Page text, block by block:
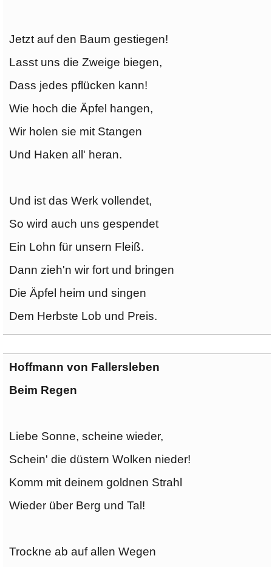
Jetzt auf den Baum gestiegen!
Lasst uns die Zweige biegen,
Dass jedes pflücken kann!
Wie hoch die Äpfel hangen,
Wir holen sie mit Stangen
Und Haken all' heran.
Und ist das Werk vollendet,
So wird auch uns gespendet
Ein Lohn für unsern Fleiß.
Dann zieh'n wir fort und bringen
Die Äpfel heim und singen
Dem Herbste Lob und Preis.
Hoffmann von Fallersleben
Beim Regen
Liebe Sonne, scheine wieder,
Schein' die düstern Wolken nieder!
Komm mit deinem goldnen Strahl
Wieder über Berg und Tal!
Trockne ab auf allen Wegen